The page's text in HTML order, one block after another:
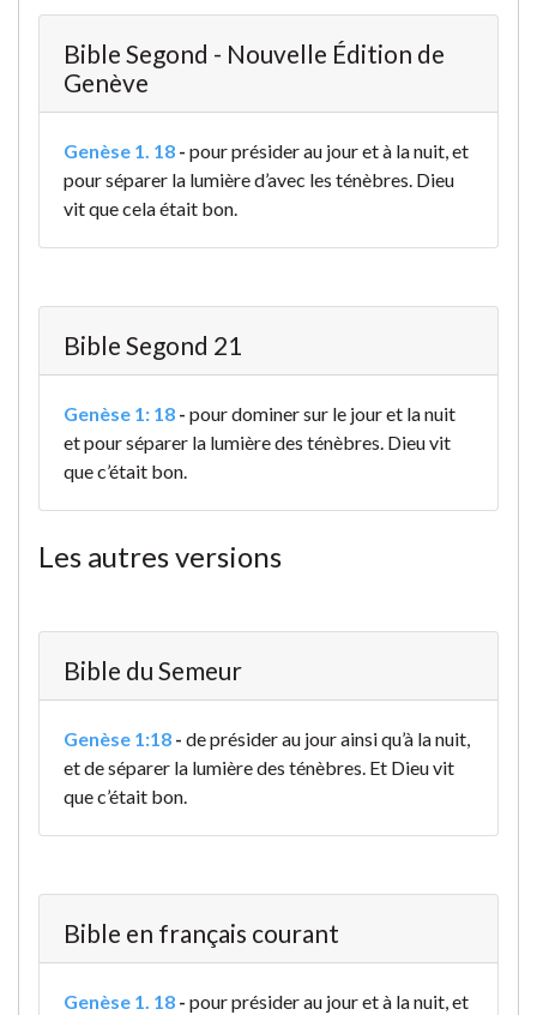
Bible Segond - Nouvelle Édition de
Genève
Genèse 1. 18 - pour présider au jour et à la nuit, et
pour séparer la lumière d’avec les ténèbres. Dieu
vit que cela était bon.
Bible Segond 21
Genèse 1: 18 - pour dominer sur le jour et la nuit
et pour séparer la lumière des ténèbres. Dieu vit
que c’était bon.
Les autres versions
Bible du Semeur
Genèse 1:18 - de présider au jour ainsi qu’à la nuit,
et de séparer la lumière des ténèbres. Et Dieu vit
que c’était bon.
Bible en français courant
Genèse 1. 18 - pour présider au jour et à la nuit, et